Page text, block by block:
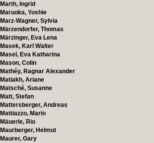
Marth, Ingrid
Maruoka, Yoshie
Marz-Wagner, Sylvia
Märzendorfer, Thomas
Märzinger, Eva Lena
Masek, Karl Walter
Masel, Eva Katharina
Mason, Colin
Mathéy, Ragnar Alexander
Matiakh, Ariane
Matsché, Susanne
Matt, Stefan
Mattersberger, Andreas
Mattiazzo, Mario
Mäuerle, Rio
Maurberger, Helmut
Maurer, Gary